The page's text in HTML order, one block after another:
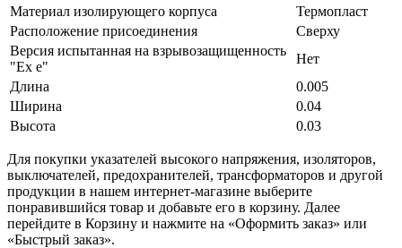
Материал изолирующего корпуса
Термопласт
Расположение присоединения
Сверху
Версия испытанная на взрывозащищенность
"Ex е"
Нет
Длина
0.005
Ширина
0.04
Высота
0.03
Для покупки указателей высокого напряжения, изоляторов,
выключателей, предохранителей, трансформаторов и другой
продукции в нашем интернет-магазине выберите
понравившийся товар и добавьте его в корзину. Далее
перейдите в Корзину и нажмите на «Оформить заказ» или
«Быстрый заказ».